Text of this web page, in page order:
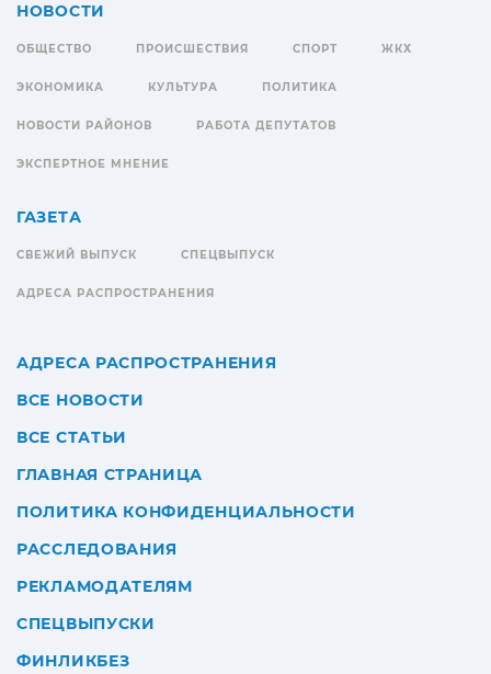
НОВОСТИ
ОБЩЕСТВО ПРОИСШЕСТВИЯ СПОРТ ЖКХ
ЭКОНОМИКА КУЛЬТУРА ПОЛИТИКА
НОВОСТИ РАЙОНОВ РАБОТА ДЕПУТАТОВ
ЭКСПЕРТНОЕ МНЕНИЕ
ГАЗЕТА
СВЕЖИЙ ВЫПУСК СПЕЦВЫПУСК
АДРЕСА РАСПРОСТРАНЕНИЯ
АДРЕСА РАСПРОСТРАНЕНИЯ
ВСЕ НОВОСТИ
ВСЕ СТАТЬИ
ГЛАВНАЯ СТРАНИЦА
ПОЛИТИКА КОНФИДЕНЦИАЛЬНОСТИ
РАССЛЕДОВАНИЯ
РЕКЛАМОДАТЕЛЯМ
СПЕЦВЫПУСКИ
ФИНЛИКБЕЗ